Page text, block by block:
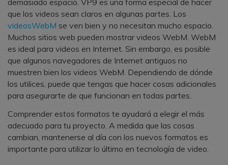
demasiado espacio. VP9 es una forma especial de hacer
que los videos sean claros en algunas partes. Los
videosWebM se ven bien y no necesitan mucho espacio.
Muchos sitios web pueden mostrar videos WebM. WebM
es ideal para videos en Internet. Sin embargo, es posible
que algunos navegadores de Internet antiguos no
muestren bien los videos WebM. Dependiendo de dónde
los utilices, puede que tengas que hacer cosas adicionales
para asegurarte de que funcionan en todas partes.
Comprender estos formatos te ayudará a elegir el más
adecuado para tu proyecto. A medida que las cosas
cambian, mantenerse al día con los nuevos formatos es
importante para utilizar lo último en tecnología de video.